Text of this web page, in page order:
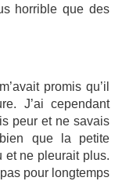
horrible que des
promis qu’il
J’ai cependant
peur et ne savais
que la petite
et ne pleurait plus.
pour longtemps